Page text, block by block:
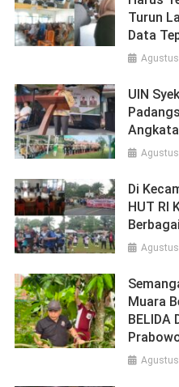
Turun
Data
UIN
Di
HUT RI
Muara
BELIDA